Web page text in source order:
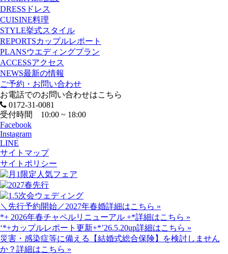
DRESS ドレス
CUISINE料理
STYLE挙式スタイル
REPORTSカップルレポート
PLANSウエディングプラン
ACCESSアクセス
NEWS最新の情報
ご予約・お問い合わせ
お電話でのお問い合わせはこちら
0172-31-0081
受付時間 10:00 ~ 18:00
Facebook
Instagram
LINE
サイトマップ
サイトポリシー
＼先行予約開始／2027年春婚詳細はこちら »
*+ 2026年春チャペルリニューアル +*詳細はこちら »
‘*+カップルレポート更新+*’26.5.20up詳細はこちら »
災害・感染症等に備える【結婚式総合保険】を検討しません
か？ 詳細はこちら »